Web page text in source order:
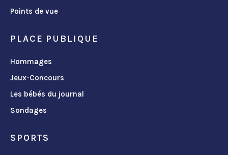
Points de vue
PLACE PUBLIQUE
Hommages
Jeux-Concours
Les bébés du journal
Sondages
SPORTS